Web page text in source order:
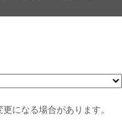
になる場合があります。